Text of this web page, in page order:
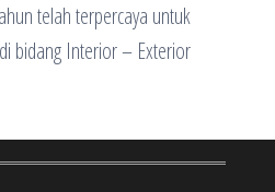
telah terpercaya untuk
bidang Interior – Exterior